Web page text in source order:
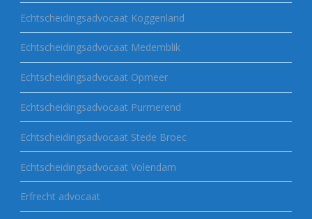
Echtscheidingsadvocaat Koggenland
Echtscheidingsadvocaat Medemblik
Echtscheidingsadvocaat Opmeer
Echtscheidingsadvocaat Purmerend
Echtscheidingsadvocaat Stede Broec
Echtscheidingsadvocaat Volendam
Erfrecht advocaat